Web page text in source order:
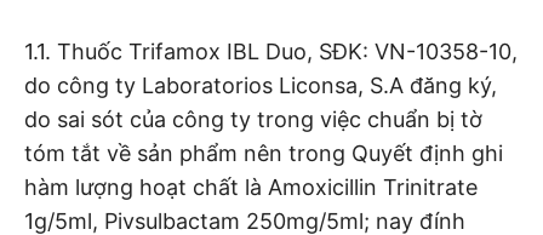
1.1. Thuốc Trifamox IBL Duo, SĐK: VN-10358-10,
do công ty Laboratorios Liconsa, S.A đăng ký,
do sai sót của công ty trong việc chuẩn bị tờ
tóm tắt về sản phẩm nên trong Quyết định ghi
hàm lượng hoạt chất là Amoxicillin Trinitrate
1g/5ml, Pivsulbactam 250mg/5ml; nay đính